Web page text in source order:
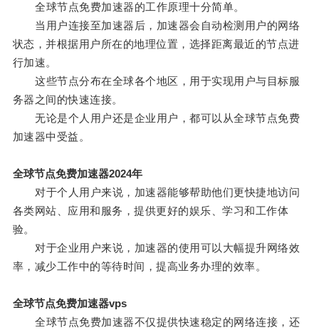
全球节点免费加速器的工作原理十分简单。
当用户连接至加速器后，加速器会自动检测用户的网络
状态，并根据用户所在的地理位置，选择距离最近的节点进
行加速。
这些节点分布在全球各个地区，用于实现用户与目标服
务器之间的快速连接。
无论是个人用户还是企业用户，都可以从全球节点免费
加速器中受益。
全球节点免费加速器2024年
对于个人用户来说，加速器能够帮助他们更快捷地访问
各类网站、应用和服务，提供更好的娱乐、学习和工作体
验。
对于企业用户来说，加速器的使用可以大幅提升网络效
率，减少工作中的等待时间，提高业务办理的效率。
全球节点免费加速器vps
全球节点免费加速器不仅提供快速稳定的网络连接，还